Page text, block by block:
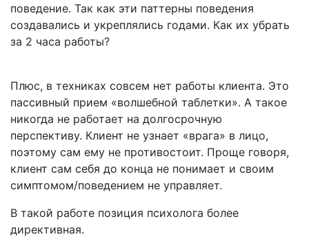
поведение. Так как эти паттерны поведения
создавались и укреплялись годами. Как их убрать
за 2 часа работы?
Плюс, в техниках совсем нет работы клиента. Это
пассивный прием «волшебной таблетки». А такое
никогда не работает на долгосрочную
перспективу. Клиент не узнает «врага» в лицо,
поэтому сам ему не противостоит. Проще говоря,
клиент сам себя до конца не понимает и своим
симптомом/поведением не управляет.
В такой работе позиция психолога более
директивная.